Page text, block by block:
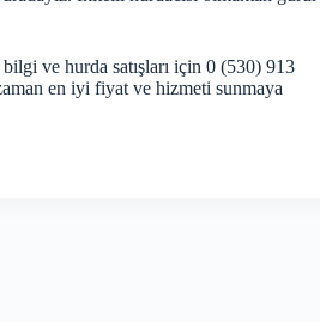
ve hurda satışları için 0 (530) 913
en iyi fiyat ve hizmeti sunmaya